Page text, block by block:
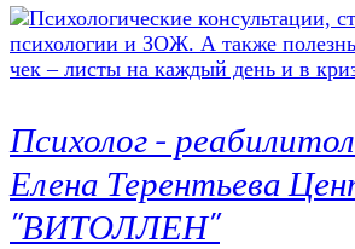
Психолог –
Елена Терентьева
"ВИТОЛЛЕН"